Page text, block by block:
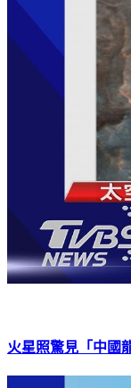
火星照驚見「中國